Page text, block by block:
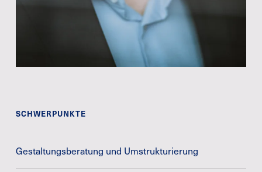
SCHWERPUNKTE
Gestaltungsberatung und Umstrukturierung